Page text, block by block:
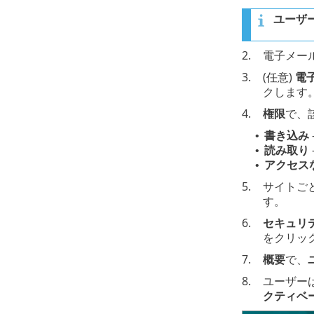
ユーザ
2.
電子メー
3.
(任意) 電
クします
4.
権限で、
• 書き込み
• 読み取り
• アクセス
5.
サイトご
す。
6.
セキュリ
をクリッ
7.
概要で、
8.
ユーザー
クティベ